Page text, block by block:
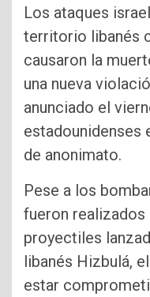
Los ataques
territorio libanés
causaron la
una nueva
anunciado el
estadounidenses
de anonimato.
Pese a los
fueron realizados
proyectiles
libanés Hizbulá,
estar